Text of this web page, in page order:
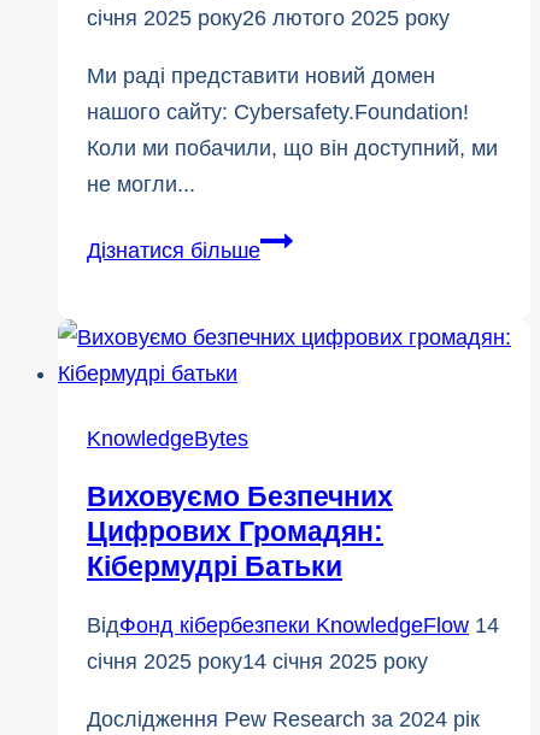
січня 2025 року26 лютого 2025 року
Ми раді представити новий домен
нашого сайту: Cybersafety.Foundation!
Коли ми побачили, що він доступний, ми
не могли...
Дізнатися більшеЩо
і
KnowledgeBytes
Виховуємо Безпечних
Цифрових Громадян:
Кібермудрі Батьки
ВідФонд кібербезпеки KnowledgeFlow 14
січня 2025 року14 січня 2025 року
Дослідження Pew Research за 2024 рік